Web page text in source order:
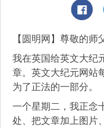
【圆明网】尊敬的师
我在英国给英文大纪
章。英文大纪元网站
为了正法的一部分。
一个星期二，我正念
处、把文章加上图片